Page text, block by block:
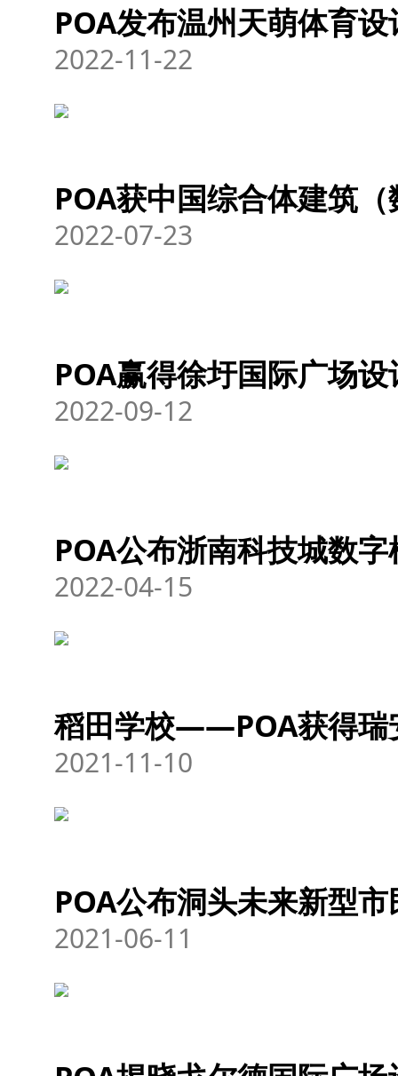
POA发布温州天萌体育
2022-11-22
POA获中国综合体建筑
2022-07-23
POA赢得徐圩国际广场设
2022-09-12
POA公布浙南科技城数
2022-04-15
稻田学校——POA获得瑞
2021-11-10
POA公布洞头未来新型
2021-06-11